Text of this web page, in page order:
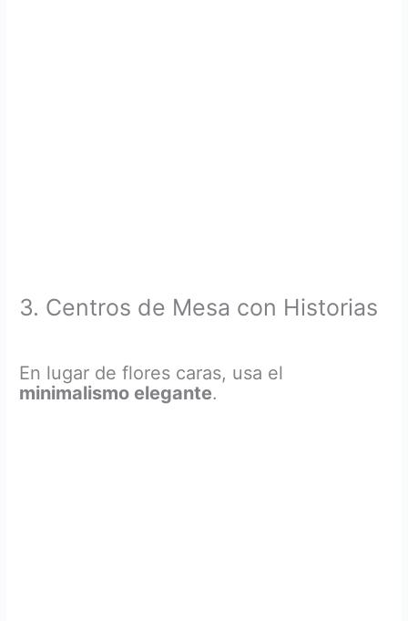
3. Centros de Mesa con Historias
En lugar de flores caras, usa el
minimalismo elegante.